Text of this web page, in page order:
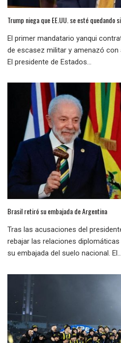
Trump niega que EE.UU. se esté quedando
El primer mandatario yanqui
de escasez militar y amenazó con
El presidente de Estados...
Brasil retiró su embajada de Argentina
Tras las acusaciones del
rebajar las relaciones
su embajada del suelo nacional. El...